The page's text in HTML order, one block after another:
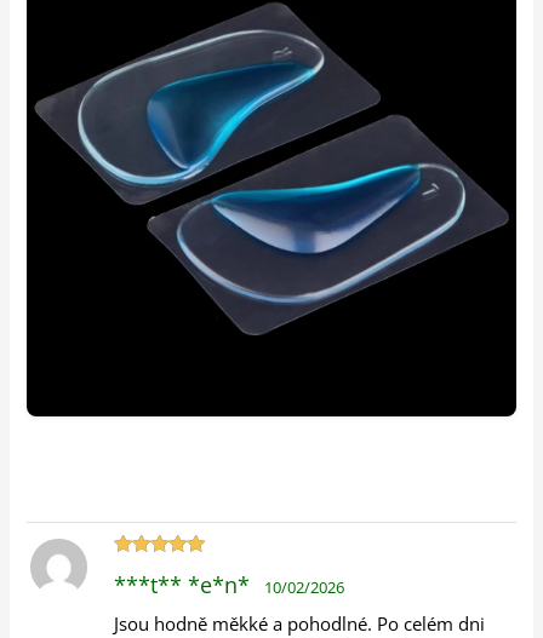
5z 5
***t** *e*n* 10/02/2026
Jsou hodně měkké a pohodlné. Po celém dni